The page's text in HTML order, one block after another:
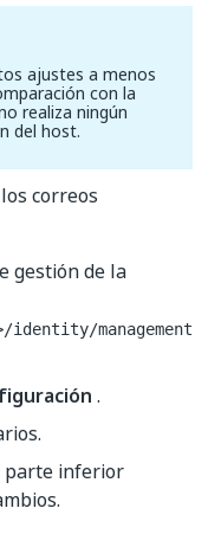
ajustes a menos
con la
realiza ningún
del host.
correos
gestión de la
identity/management
.
parte inferior